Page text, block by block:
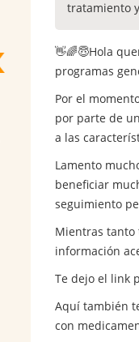
tratamiento
👋🌈😇Hola
programas
Por el
por parte de
a las
Lamento
beneficiar
seguimiento
Mientras tanto
información
Te dejo el link
Aquí también
con